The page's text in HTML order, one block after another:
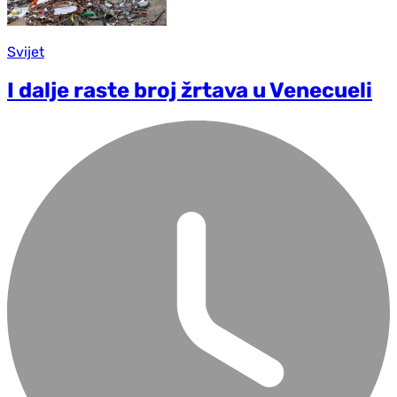
Svijet
I dalje raste broj žrtava u Venecueli